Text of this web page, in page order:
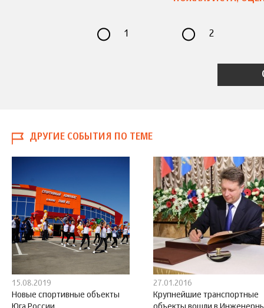
1 2
ДРУГИЕ СОБЫТИЯ ПО ТЕМЕ
15.08.2019
Новые спортивные объекты
27.01.2016
Крупнейшие транспортные